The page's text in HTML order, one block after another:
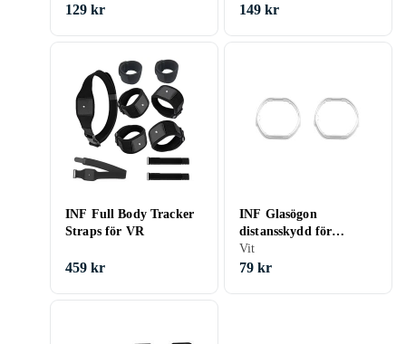
Thumbstick 3D Joystick
129 kr
Quest 2
149 kr
INF Full Body Tracker
Straps för VR
459 kr
INF Glasögon
distansskydd för
PlayStation VR2 1 par
Vit
Vit
79 kr